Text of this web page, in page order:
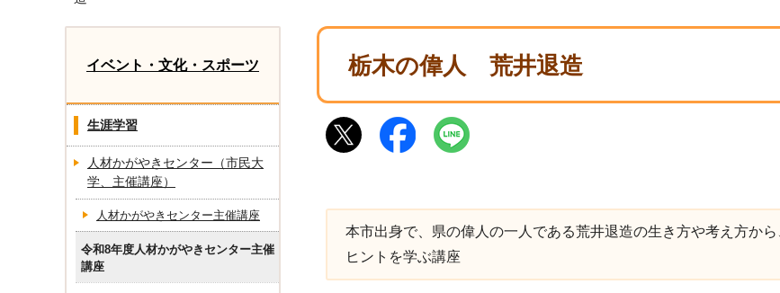
栃木の偉人 荒井退造
本市出身で、県の偉人の一人である荒井退造の生き方や考え方か
ヒントを学ぶ講座
イベント・文化・スポーツ
生涯学習
人材かがやきセンター（市民大
学、主催講座）
人材かがやきセンター主催講座
令和8年度人材かがやきセンター主催
講座